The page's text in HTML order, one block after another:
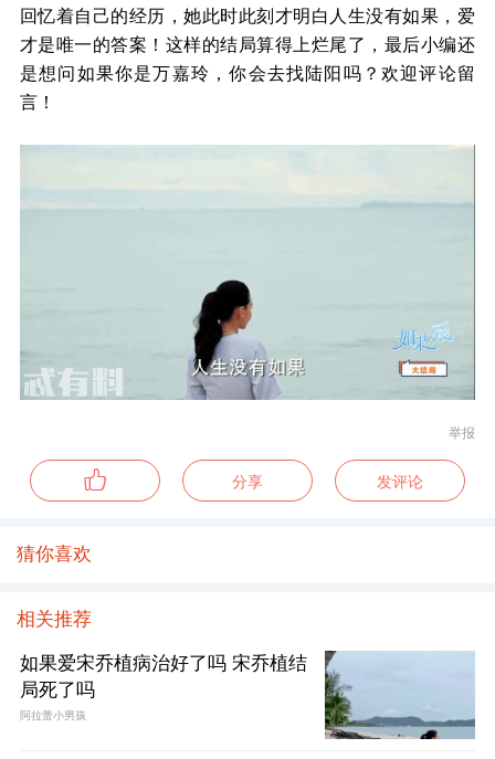
回忆着自己的经历，她此时此刻才明白人生没有如果，爱
才是唯一的答案！这样的结局算得上烂尾了，最后小编还
是想问如果你是万嘉玲，你会去找陆阳吗？欢迎评论留
言！
举报
分享 发评论
猜你喜欢
相关推荐
如果爱宋乔植病治好了吗 宋乔植结
局死了吗
阿拉蕾小男孩